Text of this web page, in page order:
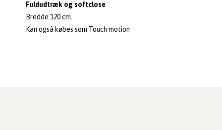
Fuldudtræk og softclose
Bredde 120 cm.
Kan også købes som Touch motion